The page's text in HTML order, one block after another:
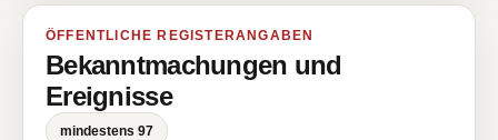
ÖFFENTLICHE REGISTERANGABEN
Bekanntmachungen und
Ereignisse
mindestens 97